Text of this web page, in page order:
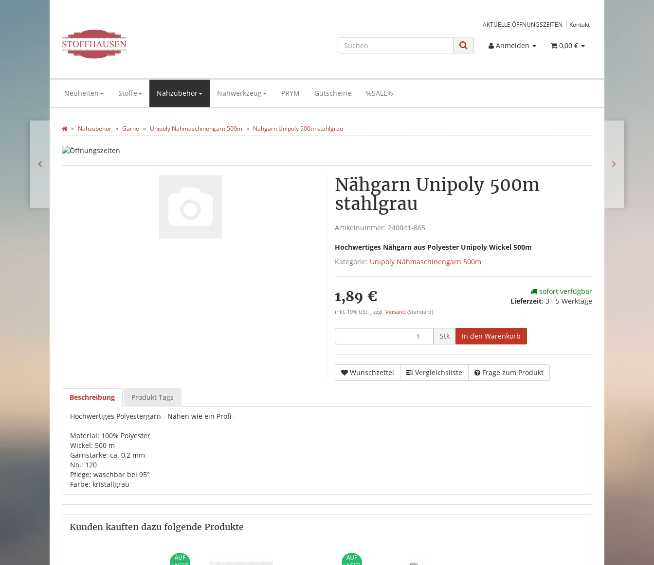
AKTUELLE ÖFFNUNGSZEITEN Kontakt
Anmelden 0,00 €
Neuheiten Stoffe Nähzubehör Nähwerkzeug PRYM Gutscheine %SALE%
Nähzubehör Garne Unipoly Nähmaschinengarn 500m Nähgarn Unipoly 500m stahlgrau
Nähgarn Unipoly 500m
stahlgrau
Artikelnummer: 240041-865
Hochwertiges Nähgarn aus Polyester Unipoly Wickel 500m
Kategorie: Unipoly Nähmaschinengarn 500m
1,89 €
inkl. 19% USt. , zzgl. Versand (Standard)
sofort verfügbar
Lieferzeit: 3 - 5 Werktage
Stk In den Warenkorb
Wunschzettel Vergleichsliste Frage zum Produkt
Beschreibung Produkt Tags
Hochwertiges Polyestergarn - Nähen wie ein Profi -
Material: 100% Polyester
Wickel: 500 m
Garnstärke: ca. 0,2 mm
No.: 120
Pflege: waschbar bei 95°
Farbe: kristallgrau
Kunden kauften dazu folgende Produkte